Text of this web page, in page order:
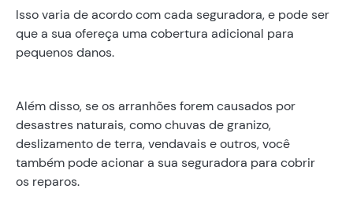
Isso varia de acordo com cada seguradora, e pode ser
que a sua ofereça uma cobertura adicional para
pequenos danos.
Além disso, se os arranhões forem causados por
desastres naturais, como chuvas de granizo,
deslizamento de terra, vendavais e outros, você
também pode acionar a sua seguradora para cobrir
os reparos.